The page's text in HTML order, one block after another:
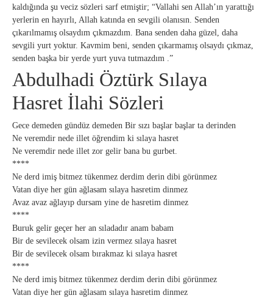
kaldığında şu veciz sözleri sarf etmiştir; “Vallahi sen Allah’ın yarattığı
yerlerin en hayırlı, Allah katında en sevgili olanısın. Senden
çıkarılmamış olsaydım çıkmazdım. Bana senden daha güzel, daha
sevgili yurt yoktur. Kavmim beni, senden çıkarmamış olsaydı çıkmaz,
senden başka bir yerde yurt yuva tutmazdım .”
Abdulhadi Öztürk Sılaya
Hasret İlahi Sözleri
Gece demeden gündüz demeden Bir sızı başlar başlar ta derinden
Ne veremdir nede illet öğrendim ki sılaya hasret
Ne veremdir nede illet zor gelir bana bu gurbet.
****
Ne derd imiş bitmez tükenmez derdim derin dibi görünmez
Vatan diye her gün ağlasam sılaya hasretim dinmez
Avaz avaz ağlayıp dursam yine de hasretim dinmez
****
Buruk gelir geçer her an sıladadır anam babam
Bir de sevilecek olsam izin vermez sılaya hasret
Bir de sevilecek olsam bırakmaz ki sılaya hasret
****
Ne derd imiş bitmez tükenmez derdim derin dibi görünmez
Vatan diye her gün ağlasam sılaya hasretim dinmez